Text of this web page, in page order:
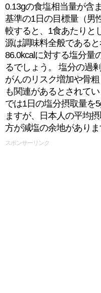
0.13gの食塩相当量が含
基準の1日の目標量（男
較すると、1食あたりと
源は調味料全般である
86.0kcalに対する塩分量
るでしょう。 塩分の過
がんのリスク増加や骨
も関連があるとされて
では1日の塩分摂取量を
ますが、日本人の平均
方が減塩の余地がありま
スポンサーリンク